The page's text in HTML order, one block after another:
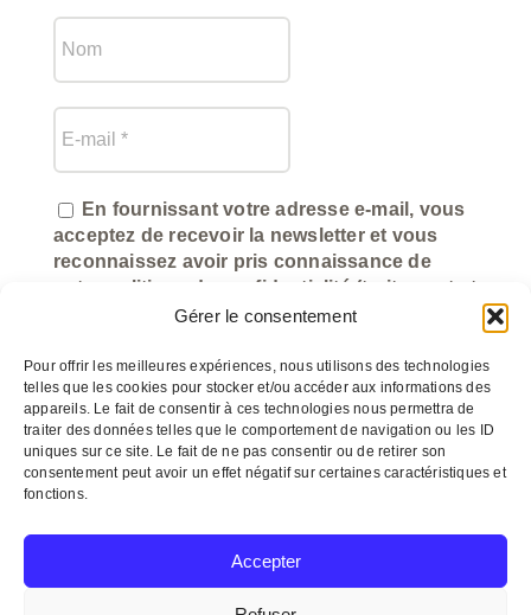
Gérer le consentement
Pour offrir les meilleures expériences, nous utilisons des technologies
telles que les cookies pour stocker et/ou accéder aux informations des
appareils. Le fait de consentir à ces technologies nous permettra de
traiter des données telles que le comportement de navigation ou les ID
uniques sur ce site. Le fait de ne pas consentir ou de retirer son
consentement peut avoir un effet négatif sur certaines caractéristiques et
fonctions.
Accepter
En fournissant votre adresse e-mail, vous
acceptez de recevoir la newsletter et vous
reconnaissez avoir pris connaissance de
notre politique de confidentialité (traitement et
utilisation des données).